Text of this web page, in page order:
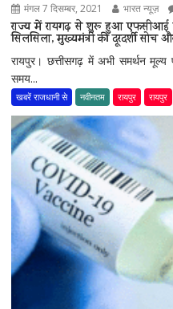
मंगल 7 दिसम्बर, 2021 भारत न्यूज़
राज्य में रायगढ़ से शुरू हुआ एफसीआई
सिलसिला, मुख्यमंत्री की दूरदर्शी सोच
रायपुर। छत्तीसगढ़ में अभी समर्थन
समय...
खबरें राजधानी से नवीनतम रायपुर रायपुर